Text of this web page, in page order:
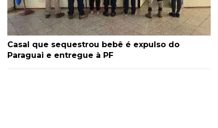
Casal que sequestrou bebê é expulso do
Paraguai e entregue à PF